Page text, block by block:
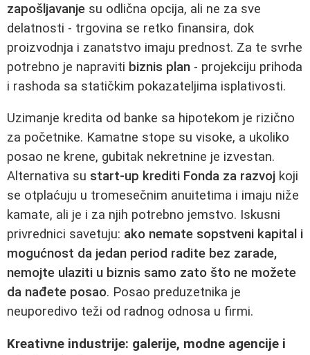
zapošljavanje su odlična opcija, ali ne za sve
delatnosti - trgovina se retko finansira, dok
proizvodnja i zanatstvo imaju prednost. Za te svrhe
potrebno je napraviti biznis plan - projekciju prihoda
i rashoda sa statičkim pokazateljima isplativosti.
Uzimanje kredita od banke sa hipotekom je rizično
za početnike. Kamatne stope su visoke, a ukoliko
posao ne krene, gubitak nekretnine je izvestan.
Alternativa su start-up krediti Fonda za razvoj koji
se otplaćuju u tromesečnim anuitetima i imaju niže
kamate, ali je i za njih potrebno jemstvo. Iskusni
privrednici savetuju: ako nemate sopstveni kapital i
mogućnost da jedan period radite bez zarade,
nemojte ulaziti u biznis samo zato što ne možete
da nađete posao. Posao preduzetnika je
neuporedivo teži od radnog odnosa u firmi.
Kreativne industrije: galerije, modne agencije i